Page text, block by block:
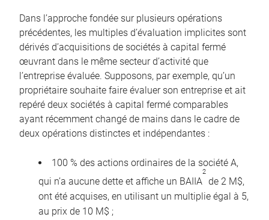
Dans l’approche fondée sur plusieurs opérations
précédentes, les multiples d’évaluation implicites sont
dérivés d’acquisitions de sociétés à capital fermé
œuvrant dans le même secteur d’activité que
l’entreprise évaluée. Supposons, par exemple, qu’un
propriétaire souhaite faire évaluer son entreprise et ait
repéré deux sociétés à capital fermé comparables
ayant récemment changé de mains dans le cadre de
deux opérations distinctes et indépendantes :
100 % des actions ordinaires de la société A,
qui n’a aucune dette et affiche un BAIIA
2
de 2 M$,
ont été acquises, en utilisant un multiplie égal à 5,
au prix de 10 M$ ;